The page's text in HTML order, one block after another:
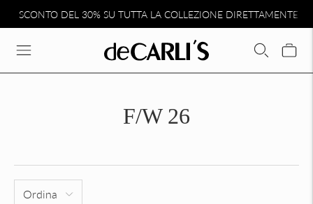
SCONTO DEL 30% SU TUTTA LA COLLEZIONE DIRETTAMENTE
F/W 26
Ordina